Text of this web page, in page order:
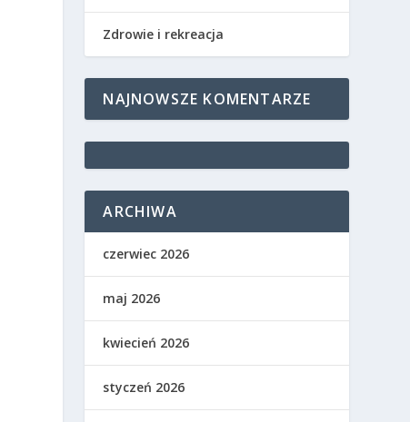
Zdrowie i rekreacja
NAJNOWSZE KOMENTARZE
ARCHIWA
czerwiec 2026
maj 2026
kwiecień 2026
styczeń 2026